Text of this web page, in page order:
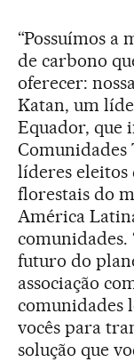
“Possuímos a
de carbono
oferecer:
Katan, um
Equador, que
líderes eleitos
florestais do
América
futuro do
associação
comunidades
vocês para
solução que